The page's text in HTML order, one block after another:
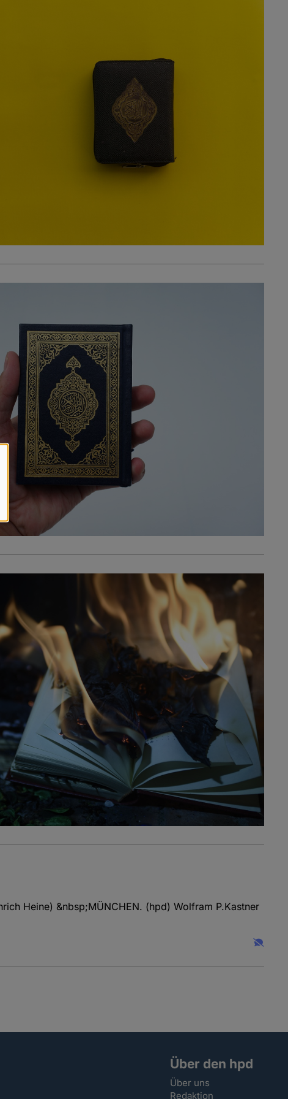
Heine) &nbsp;MÜNCHEN. (hpd) Wolfram P.Kastner
Über den hpd
Über uns
Redaktion